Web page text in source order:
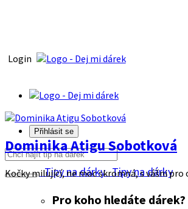
Login
Přihlásit se
Tipy na dárkyTipy na dárky
Pro koho hledáte dárek?
Dominika Atigu Sobotková
Kočky milující, ne moc skromná, s vášni pro